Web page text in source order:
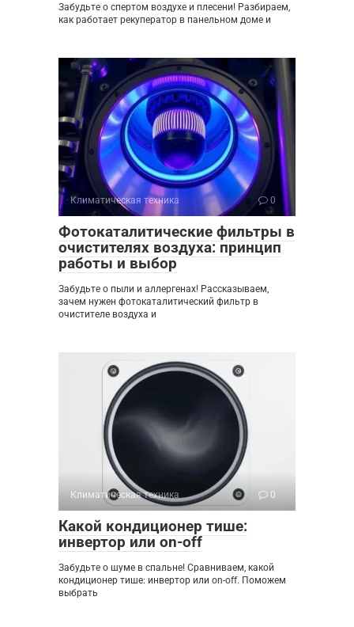
Забудьте о спертом воздухе и плесени! Разбираем,
как работает рекуператор в панельном доме и
Климатическая техника 0
Фотокаталитические фильтры в
очистителях воздуха: принцип
работы и выбор
Забудьте о пыли и аллергенах! Рассказываем,
зачем нужен фотокаталитический фильтр в
очистителе воздуха и
Климатическая техника 0
Какой кондиционер тише:
инвертор или on-off
Забудьте о шуме в спальне! Сравниваем, какой
кондиционер тише: инвертор или on-off. Поможем
выбрать